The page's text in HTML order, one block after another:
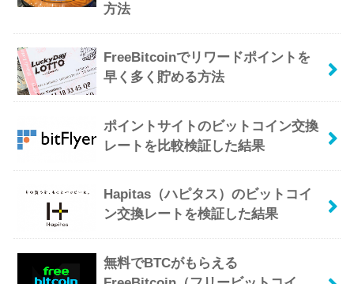
方法
FreeBitcoinでリワードポイントを
早く多く貯める方法
ポイントサイトのビットコイン交換
レートを比較検証した結果
Hapitas（ハピタス）のビットコイ
ン交換レートを検証した結果
無料でBTCがもらえる